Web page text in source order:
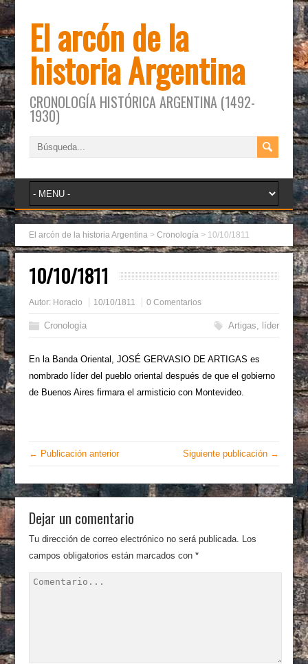
El arcón de la
historia Argentina
CRONOLOGÍA HISTÓRICA ARGENTINA (1492-
1930)
El arcón de la historia Argentina >Cronología > 10/10/1811
10/10/1811
Autor: Horacio 10/10/1811 0 Comentarios
Cronología Artigas, líder
En la Banda Oriental, JOSÉ GERVASIO DE ARTIGAS es
nombrado líder del pueblo oriental después de que el gobierno
de Buenos Aires firmara el armisticio con Montevideo.
← Publicación anterior Siguiente publicación →
Dejar un comentario
Tu dirección de correo electrónico no será publicada. Los
campos obligatorios están marcados con*